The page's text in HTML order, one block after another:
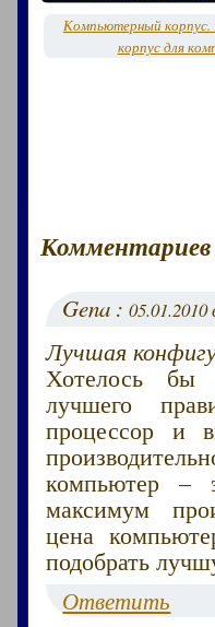
Компьютерный
корпус для
Комментариев
Gena :05.01.2010
Лучшая
Хотелось бы
лучшего
процессор и
компьютер –
максимум
цена
подобрать
Ответить